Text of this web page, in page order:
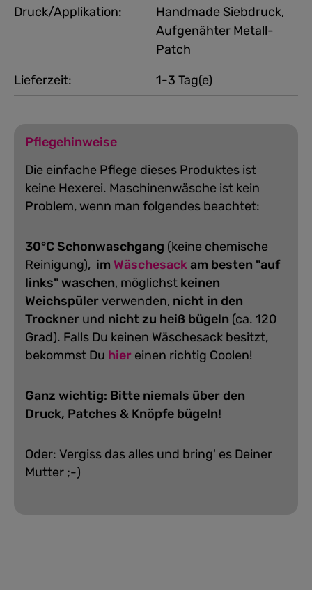
Druck/Applikation:
Handmade Siebdruck,
Aufgenähter Metall-
Patch
Lieferzeit:
1-3 Tag(e)
Pflegehinweise
Die einfache Pflege dieses Produktes ist
keine Hexerei. Maschinenwäsche ist kein
Problem, wenn man folgendes beachtet:
30°C Schonwaschgang (keine chemische
Reinigung), im Wäschesackam besten "auf
links" waschen, möglichst keinen
Weichspülerverwenden, nicht in den
Trockner und nicht zu heiß bügeln (ca. 120
Grad). Falls Du keinen Wäschesack besitzt,
bekommst Du hier einen richtig Coolen!
Ganz wichtig: Bitte niemals über den
Druck, Patches & Knöpfe bügeln!
Oder: Vergiss das alles und bring' es Deiner
Mutter ;-)